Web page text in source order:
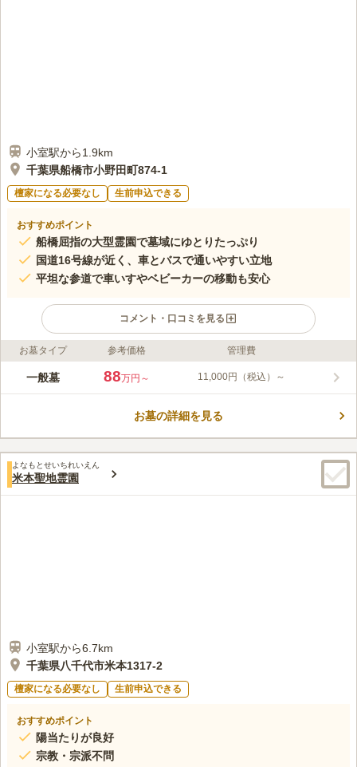
小室駅から1.9km
千葉県船橋市小野田町874-1
檀家になる必要なし 生前申込できる
おすすめポイント
船橋屈指の大型霊園で墓域にゆとりたっぷり
国道16号線が近く、車とバスで通いやすい立地
平坦な参道で車いすやベビーカーの移動も安心
コメント・口コミを見る
ライフドット編集部のコメント
第2船橋メモリアルパークは、千葉県の北総線「小室駅」から車
やさしい霊園です。3000区画をこえる船橋市内屈指の大型霊園
の金額がお手頃なのが人気の理由です。
口コミ評価
みんなの評価
40代女性
霊園への道の入り口にあるファミリーマートに花は売っている。
お墓タイプ 参考価格 管理費
一般墓 88万円～ 11,000円（税込）～
お墓の詳細を見る
よなもとせいちれいえん
米本聖地霊園
小室駅から6.7km
千葉県八千代市米本1317-2
檀家になる必要なし 生前申込できる
おすすめポイント
陽当たりが良好
宗教・宗派不問